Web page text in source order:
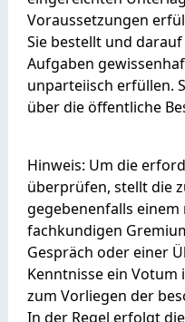
Voraussetzungen
Sie bestellt und
Aufgaben
unparteiisch erfüllen.
über die öffentliche
Hinweis: Um die
überprüfen, stellt die
gegebenenfalls
fachkundigen
Gespräch oder einer
Kenntnisse ein
zum Vorliegen der
In der Regel erfolgt